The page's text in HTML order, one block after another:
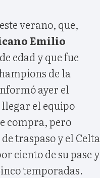
verano, que,
Emilio
edad y que fue
de la
ayer el
el equipo
compra, pero
traspaso y el Celta
ciento de su pase y
temporadas.